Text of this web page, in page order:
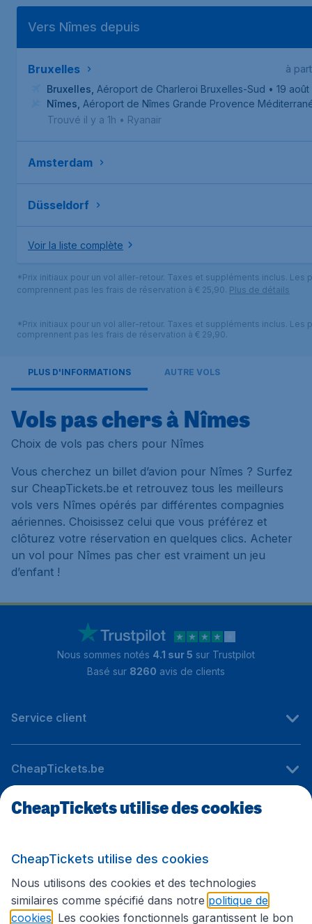
Vers Nîmes depuis
Bruxelles
à
Bruxelles Aéroport de Charleroi Bruxelles-Sud • 19 août
Nîmes Aéroport de Nîmes Grande Provence
Trouvé il y a 1h • Ryanair
Amsterdam
Düsseldorf
Voir la liste complète
*Prix initiaux pour un vol aller-retour. Taxes et suppléments inclus. Les
comprennent pas les frais de réservation à € 25,90. Plus de détails
*Prix initiaux pour un vol aller-retour. Taxes et suppléments inclus. Les
comprennent pas les frais de réservation à € 29,90.
PLUS D'INFORMATIONS AUTRE VOLS
Vols pas chers à Nîmes
Choix de vols pas chers pour Nîmes
Vous cherchez un billet d’avion pour Nîmes ? Surfez
sur CheapTickets.be et retrouvez tous les meilleurs
vols vers Nîmes opérés par différentes compagnies
aériennes. Choisissez celui que vous préférez et
clôturez votre réservation en quelques clics. Acheter
un vol pour Nîmes pas cher est vraiment un jeu
d’enfant !
Nous sommes notés 4.1 sur 5 sur Trustpilot
Basé sur 8260 avis de clients
Service client
CheapTickets.be
Sites internationaux
Suivez CheapTickets.be
CheapTickets utilise des cookies
CheapTickets utilise des cookies
Nous utilisons des cookies et des technologies
similaires comme spécifié dans notre politique de
cookies . Les cookies fonctionnels garantissent le bon